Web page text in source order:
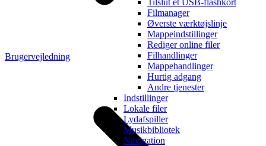
Tilslut et USB-flashkort
Filmanager
Øverste værktøjslinje
Mappeindstillinger
Rediger online filer
Filhandlinger
Mappehandlinger
Hurtig adgang
Andre tjenester
Indstillinger
Lokale filer
Lydafspiller
Musikbibliotek
Navigation
Brugervejledning